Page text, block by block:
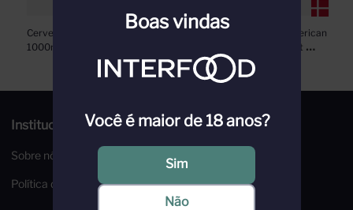
Cerveja Faxe Premium
1000ml
Cerveja Faxe American
Premium Lager Lt
330ml
Institucional
Sobre nós
Política de Privacidade
Boas vindas
Você é maior de 18 anos?
Sim
Não